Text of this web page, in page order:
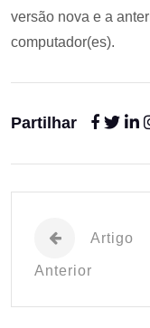
versão nova e a
computador(es).
Partilhar
Artigo
Anterior